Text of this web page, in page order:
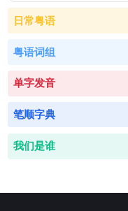
日常粤语
粤语词组
单字发音
笔顺字典
我们是谁